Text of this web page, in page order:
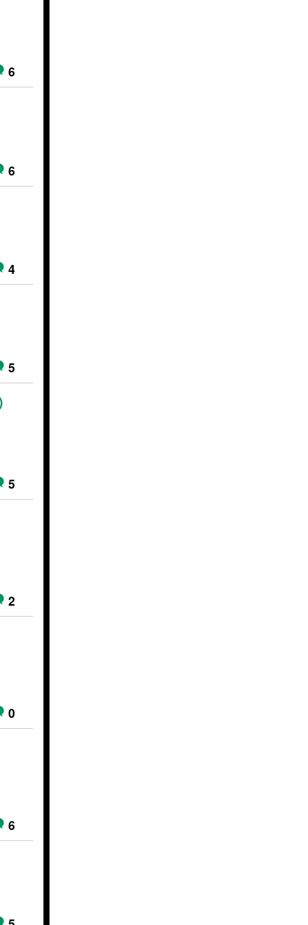
6
6
4
5
5
2
0
6